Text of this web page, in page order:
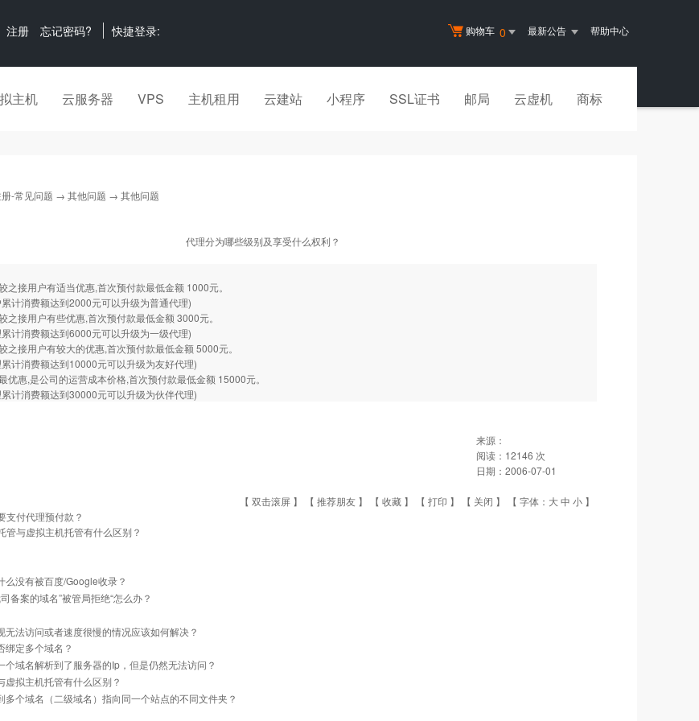
购物车 0 最新公告 帮助中心
注册 忘记密码? 快捷登录:
主机 云服务器 VPS 主机租用 云建站 小程序 SSL证书 邮局 云虚机 商标
-常见问题 → 其他问题 → 其他问题
代理分为哪些级别及享受什么权利？
之接用户有适当优惠,首次预付款最低金额 1000元。
计消费额达到2000元可以升级为普通代理)
之接用户有些优惠,首次预付款最低金额 3000元。
计消费额达到6000元可以升级为一级代理)
之接用户有较大的优惠,首次预付款最低金额 5000元。
计消费额达到10000元可以升级为友好代理)
优惠,是公司的运营成本价格,首次预付款最低金额 15000元。
计消费额达到30000元可以升级为伙伴代理)
来源：
阅读： 12146 次
日期： 2006-07-01
【 双击滚屏 】 【 推荐朋友 】 【 收藏 】 【 打印 】 【 关闭 】 【 字体： 大中 小 】
支付代理预付款？
管与虚拟主机托管有什么区别？
么没有被百度/Google收录？
备案的域名”被管局拒绝“怎么办？
无法访问或者速度很慢的情况应该如何解决？
绑定多个域名？
个域名解析到了服务器的Ip，但是仍然无法访问？
虚拟主机托管有什么区别？
多个域名（二级域名）指向同一个站点的不同文件夹？